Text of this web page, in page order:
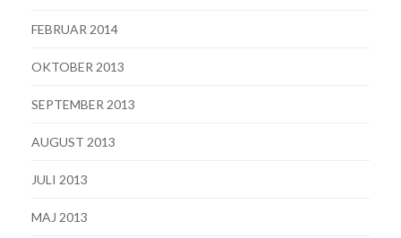
FEBRUAR 2014
OKTOBER 2013
SEPTEMBER 2013
AUGUST 2013
JULI 2013
MAJ 2013